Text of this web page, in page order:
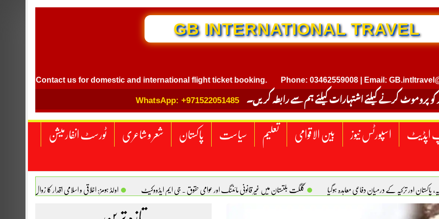
GB INTERNATIONAL TRAVEL
Contact us for domestic and international flight ticket booking. Phone: 03462559008 | Email:
کو پروموٹ کرنے کیلئے اشتہارات کیلئے ہم سے رابطہ کریں۔ WhatsApp: +971522051485
اپڈیٹ اسپورٹس نیوز بین الاقوامی تعلیم سیاست پاکستان شعر و شاعری ٹورسٹ انفارمیشن
پاکستان اور ترکیہ کے درمیان دفاعی معاہدہ ہوگیا گلگت بلتستان میں غیر قانونی مائننگ اور عوامی حقوق . جی ایم ایڈووکیٹ اولڈ ہومز: اخلاقی و اسلامی اقدار کا زوال. سیدہ
سبز پاکستان، خوشحال پاکستان . سلیم خان ہیوسٹن (ٹیکساس) امریکا